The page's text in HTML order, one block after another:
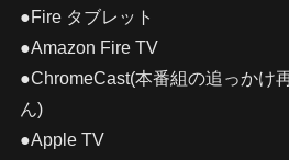
●Fire タブレット
●Amazon Fire TV
●ChromeCast(本番組の追っかけ
ん)
●Apple TV